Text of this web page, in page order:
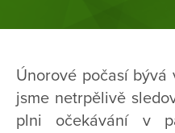
Únorové počasí
jsme netrpělivě
plni očekávání v